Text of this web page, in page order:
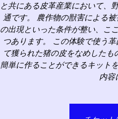
と共にある皮革産業において、
通です。 農作物の獣害による
の出現といった条件が整い、こ
つあります。 この体験で使う
て獲られた猪の皮をなめした
簡単に作ることができるキット
内容